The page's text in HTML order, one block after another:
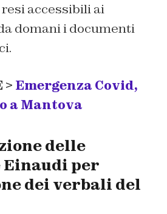
resi accessibili ai
domani i documenti
> Emergenza Covid,
a Mantova
delle
Einaudi per
dei verbali del